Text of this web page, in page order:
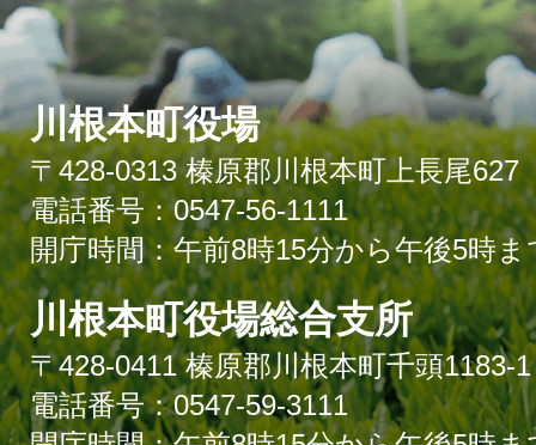
川根本町役場
〒428-0313 榛原郡川根本町上長尾627
電話番号：0547-56-1111
開庁時間：午前8時15分から午後5時ま
川根本町役場総合支所
〒428-0411 榛原郡川根本町千頭1183-1
電話番号：0547-59-3111